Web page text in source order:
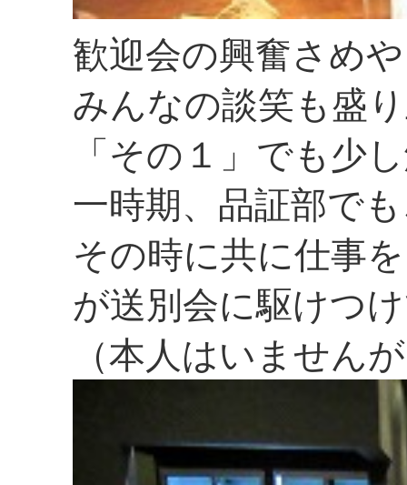
歓迎会の興奮さめ
みんなの談笑も盛
「その１」でも少
一時期、品証部で
その時に共に仕事
が送別会に駆けつ
（本人はいません